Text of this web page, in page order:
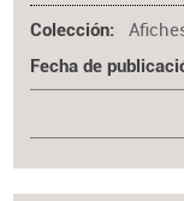
Colección
Fecha de